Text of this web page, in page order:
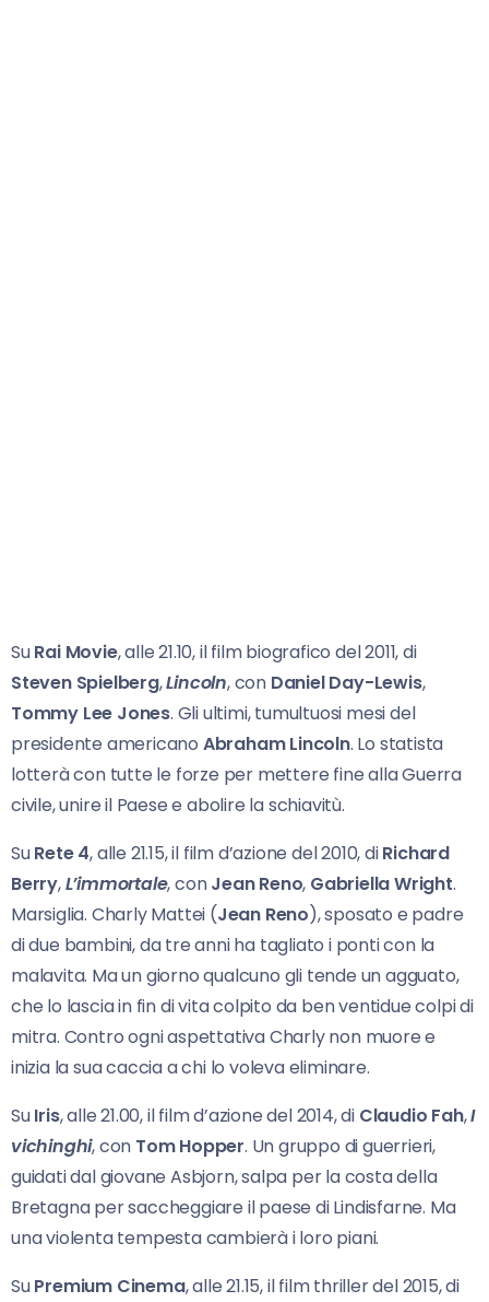
SuRai Movie, alle 21.10, il film biografico del 2011, di
Steven Spielberg,Lincoln, con Daniel Day-Lewis,
Tommy Lee Jones. Gli ultimi, tumultuosi mesi del
presidente americano Abraham Lincoln. Lo statista
lotterà con tutte le forze per mettere fine alla Guerra
civile, unire il Paese e abolire la schiavitù.
SuRete 4, alle 21.15, il film d’azione del 2010, diRichard
Berry,L’immortale, conJean Reno, Gabriella Wright.
Marsiglia. Charly Mattei (Jean Reno), sposato e padre
di due bambini, da tre anni ha tagliato i ponti con la
malavita. Ma un giorno qualcuno gli tende un agguato,
che lo lascia in fin di vita colpito da ben ventidue colpi di
mitra. Contro ogni aspettativa Charly non muore e
inizia la sua caccia a chi lo voleva eliminare.
SuIris, alle 21.00, il film d’azione del 2014, di Claudio Fah,I
vichinghi, con Tom Hopper. Un gruppo di guerrieri,
guidati dal giovane Asbjorn, salpa per la costa della
Bretagna per saccheggiare il paese di Lindisfarne. Ma
una violenta tempesta cambierà i loro piani.
SuPremium Cinema, alle 21.15, il film thriller del 2015, di